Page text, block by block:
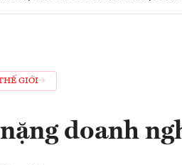
GIỚI
doanh